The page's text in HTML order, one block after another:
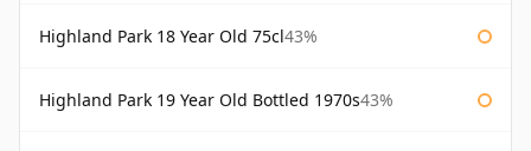
Highland Park 18 Year Old 75cl43%
Highland Park 19 Year Old Bottled 1970s43%